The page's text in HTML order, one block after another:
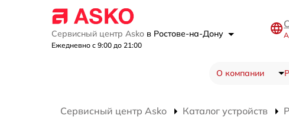
Сервисный центр Asko в Ростове-на-Дону
Ежедневно с 9:00 до 21:00
О компании
Сервисный центр Asko Каталог устройств